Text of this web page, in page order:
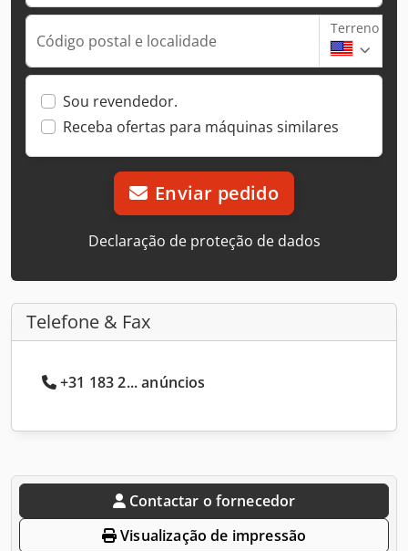
Código postal e localidade
Terreno
Sou revendedor.
Receba ofertas para máquinas similares
Enviar pedido
Declaração de proteção de dados
Telefone & Fax
+31 183 2... anúncios
Contactar o fornecedor
Visualização de impressão